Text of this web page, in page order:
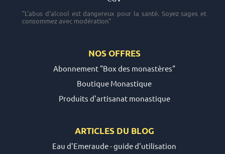
"L'abus d'alcool est dangereux pour la santé. Soyez sages et
consommez avec modération"
NOS OFFRES
Abonnement "Box des monastères"
Boutique Monastique
Produits d'artisanat monastique
ARTICLES DU BLOG
Eau d'Emeraude - guide d'utilisation